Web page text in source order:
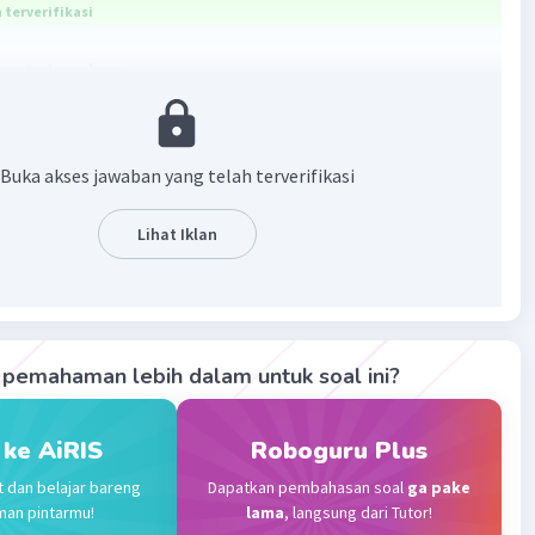
terverifikasi
adalah : Karena terlahir dari keluarga yang
dan di tengah himpitan ekonomi keluarga.
nya bisa membantu ya... ☺️
Balas
Iklan
terverifikasi
dari keluarga tidak mampu
·0.0(0)
Buka akses jawaban yang telah terverifikasi
Lihat Iklan
lebih dalam untuk soal ini?
AiRIS
dan belajar bareng
pintarmu!
Roboguru Plus
Dapatkan pembahasan soal ga pake
lama, langsung dari Tutor!